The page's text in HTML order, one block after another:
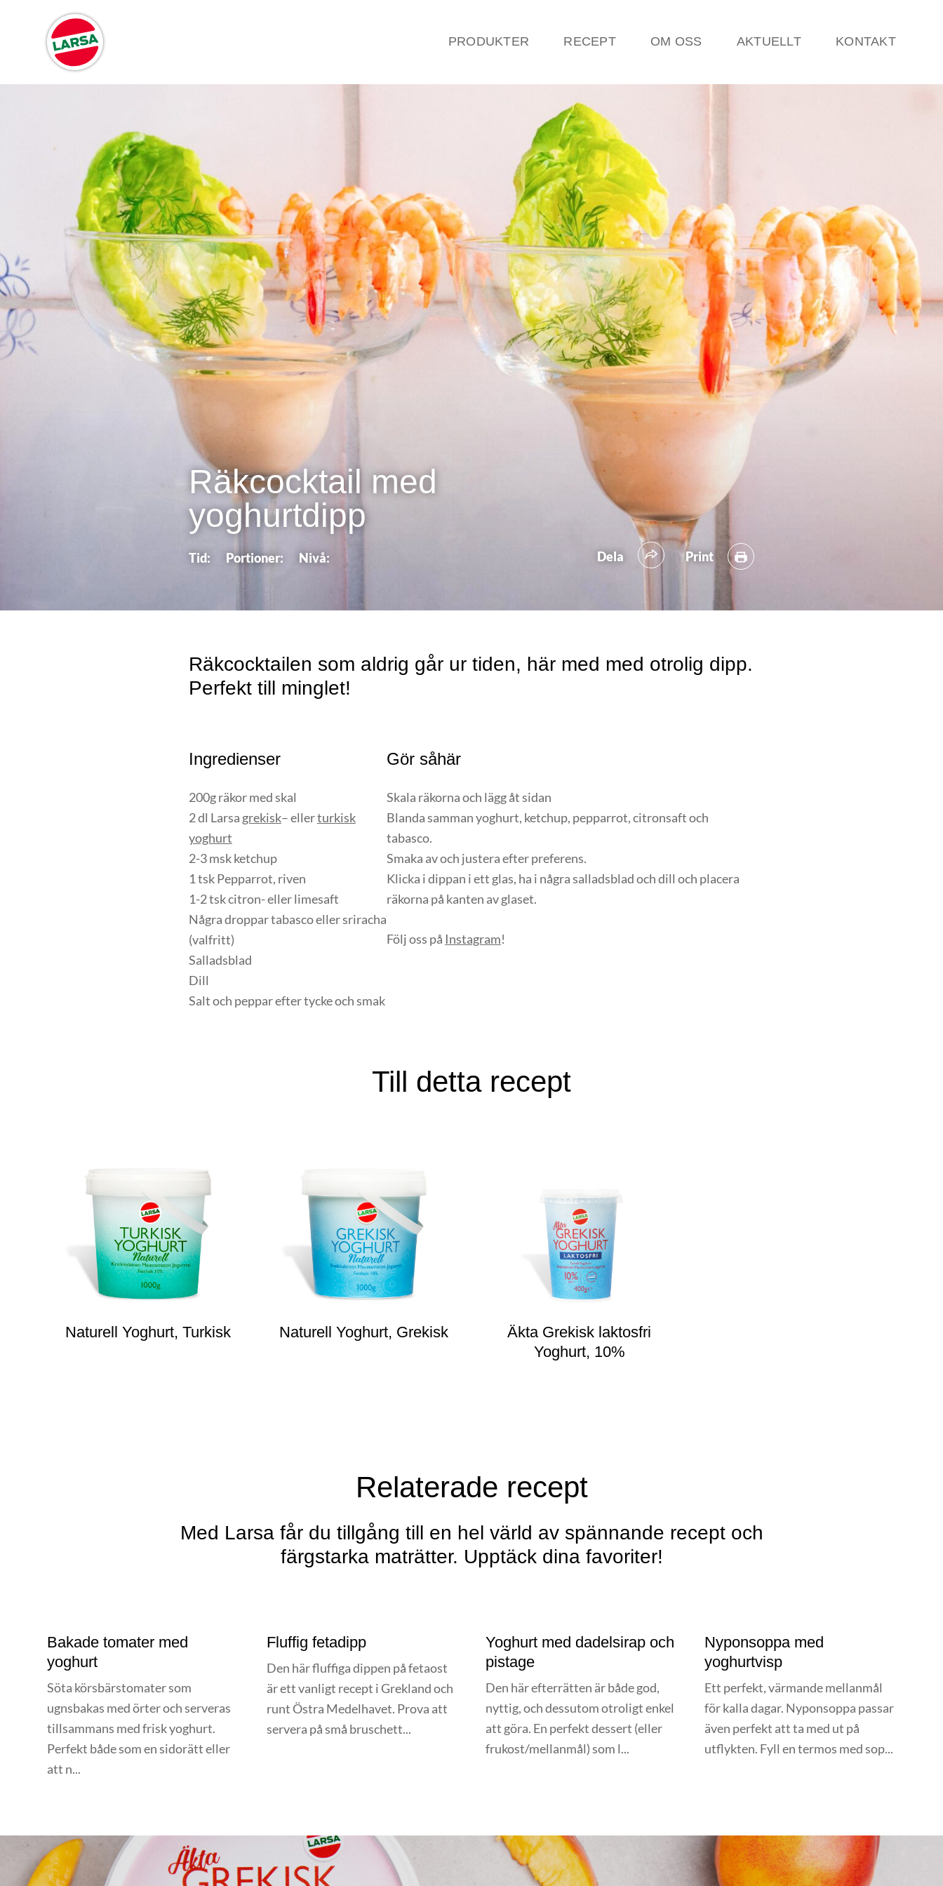
PRODUKTER RECEPT OM OSS AKTUELLT KONTAKT
Räkcocktail med
yoghurtdipp
Tid: Portioner: Nivå: Dela Print
Räkcocktailen som aldrig går ur tiden, här med med otrolig dipp.
Perfekt till minglet!
Ingredienser
200g räkor med skal
2 dl Larsa grekisk– ellerturkisk
yoghurt
2-3 msk ketchup
1 tsk Pepparrot, riven
1-2 tsk citron- eller limesaft
Några droppar tabasco eller sriracha
(valfritt)
Salladsblad
Dill
Salt och peppar efter tycke och smak
Gör såhär
Skala räkorna och lägg åt sidan
Blanda samman yoghurt, ketchup, pepparrot, citronsaft och
tabasco.
Smaka av och justera efter preferens.
Klicka i dippan i ett glas, ha i några salladsblad och dill och placera
räkorna på kanten av glaset.
Följ oss på Instagram!
Till detta recept
Naturell Yoghurt, Turkisk Naturell Yoghurt, Grekisk
Äkta Grekisk laktosfri
Yoghurt, 10%
Relaterade recept
Med Larsa får du tillgång till en hel värld av spännande recept och
färgstarka maträtter. Upptäck dina favoriter!
Bakade tomater med
yoghurt
Söta körsbärstomater som
ugnsbakas med örter och serveras
tillsammans med frisk yoghurt.
Perfekt både som en sidorätt eller
att n...
Fluffig fetadipp
Den här fluffiga dippen på fetaost
är ett vanligt recept i Grekland och
runt Östra Medelhavet. Prova att
servera på små bruschett...
Yoghurt med dadelsirap och
pistage
Den här efterrätten är både god,
nyttig, och dessutom otroligt enkel
att göra. En perfekt dessert (eller
frukost/mellanmål) som l...
Nyponsoppa med
yoghurtvisp
Ett perfekt, värmande mellanmål
för kalla dagar. Nyponsoppa passar
även perfekt att ta med ut på
utflykten. Fyll en termos med sop...